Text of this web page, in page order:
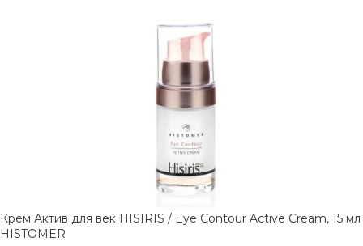
Крем Актив для век HISIRIS / Eye Contour Active Cream, 15 мл
HISTOMER